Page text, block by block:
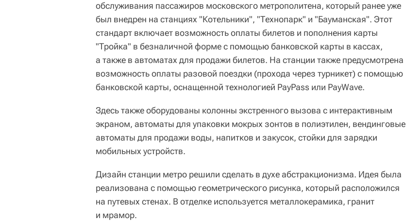
обслуживания пассажиров московского метрополитена, который ранее уже
был внедрен на станциях "Котельники", "Технопарк" и "Бауманская". Этот
стандарт включает возможность оплаты билетов и пополнения карты
"Тройка" в безналичной форме с помощью банковской карты в кассах,
а также в автоматах для продажи билетов. На станции также предусмотрена
возможность оплаты разовой поездки (прохода через турникет) с помощью
банковской карты, оснащенной технологией PayPass или PayWave.
Здесь также оборудованы колонны экстренного вызова с интерактивным
экраном, автоматы для упаковки мокрых зонтов в полиэтилен, вендинговые
автоматы для продажи воды, напитков и закусок, стойки для зарядки
мобильных устройств.
Дизайн станции метро решили сделать в духе абстракционизма. Идея была
реализована с помощью геометрического рисунка, который расположился
на путевых стенах. В отделке используется металлокерамика, гранит
и мрамор.